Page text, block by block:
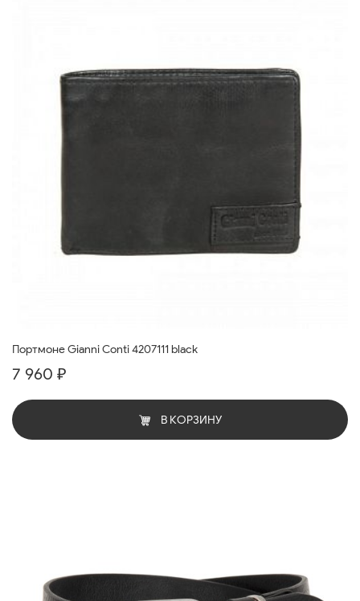
Портмоне Gianni Conti 4207111 black
7 960 ₽
В КОРЗИНУ